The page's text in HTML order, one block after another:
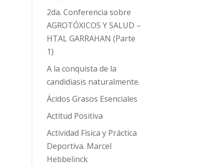
2da. Conferencia sobre
AGROTÓXICOS Y SALUD –
HTAL GARRAHAN (Parte
1)
A la conquista de la
candidiasis naturalmente.
Ácidos Grasos Esenciales
Actitud Positiva
Actividad Física y Práctica
Deportiva. Marcel
Hebbelinck